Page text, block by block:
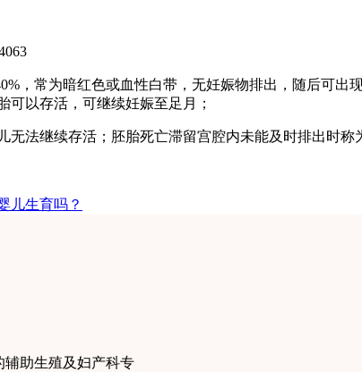
，常为暗红色或血性白带，无妊娠物排出，随后可
以存活，可继续妊娠至足月；
法继续存活；胚胎死亡滞留宫腔内未能及时排出时
儿生育吗？
辅助生殖及妇产科专